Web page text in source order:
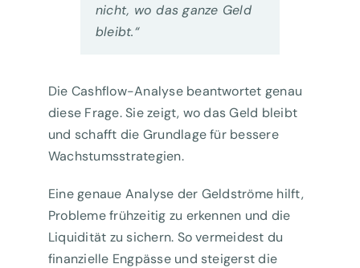
nicht, wo das ganze Geld
bleibt.“
Die Cashflow-Analyse beantwortet genau
diese Frage. Sie zeigt, wo das Geld bleibt
und schafft die Grundlage für bessere
Wachstumsstrategien.
Eine genaue Analyse der Geldströme hilft,
Probleme frühzeitig zu erkennen und die
Liquidität zu sichern. So vermeidest du
finanzielle Engpässe und steigerst die